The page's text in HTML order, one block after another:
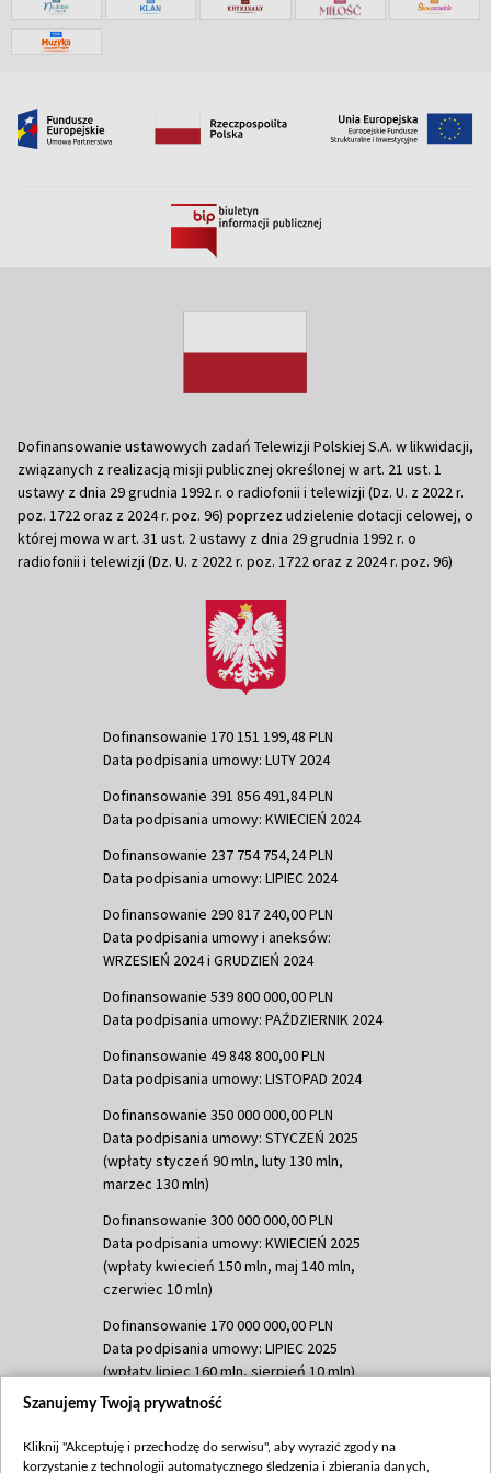
Dofinansowanie ustawowych zadań Telewizji Polskiej S.A. w likwidacji,
związanych z realizacją misji publicznej określonej w art. 21 ust. 1
ustawy z dnia 29 grudnia 1992 r. o radiofonii i telewizji (Dz. U. z 2022 r.
poz. 1722 oraz z 2024 r. poz. 96) poprzez udzielenie dotacji celowej, o
której mowa w art. 31 ust. 2 ustawy z dnia 29 grudnia 1992 r. o
radiofonii i telewizji (Dz. U. z 2022 r. poz. 1722 oraz z 2024 r. poz. 96)
Dofinansowanie 170 151 199,48 PLN
Data podpisania umowy: LUTY 2024
Dofinansowanie 391 856 491,84 PLN
Data podpisania umowy: KWIECIEŃ 2024
Dofinansowanie 237 754 754,24 PLN
Data podpisania umowy: LIPIEC 2024
Dofinansowanie 290 817 240,00 PLN
Data podpisania umowy i aneksów:
WRZESIEŃ 2024 i GRUDZIEŃ 2024
Dofinansowanie 539 800 000,00 PLN
Data podpisania umowy: PAŹDZIERNIK 2024
Dofinansowanie 49 848 800,00 PLN
Data podpisania umowy: LISTOPAD 2024
Dofinansowanie 350 000 000,00 PLN
Data podpisania umowy: STYCZEŃ 2025
(wpłaty styczeń 90 mln, luty 130 mln,
marzec 130 mln)
Dofinansowanie 300 000 000,00 PLN
Data podpisania umowy: KWIECIEŃ 2025
(wpłaty kwiecień 150 mln, maj 140 mln,
czerwiec 10 mln)
Dofinansowanie 170 000 000,00 PLN
Data podpisania umowy: LIPIEC 2025
(wpłaty lipiec 160 mln, sierpień 10 mln)
Dofinansowanie 60 000 000,00 PLN
(wpłata wrzesień 60 mln)
Szanujemy Twoją prywatność
Kliknij "Akceptuję i przechodzę do serwisu", aby wyrazić zgody na
korzystanie z technologii automatycznego śledzenia i zbierania danych,